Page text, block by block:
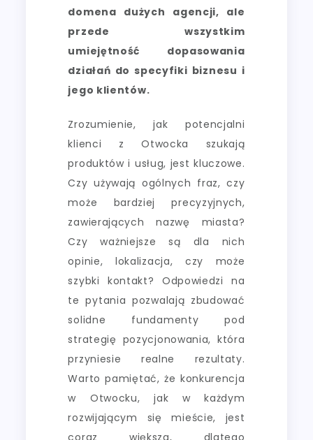
domena dużych agencji, ale
przede wszystkim
umiejętność dopasowania
działań do specyfiki biznesu i
jego klientów.
Zrozumienie, jak potencjalni
klienci z Otwocka szukają
produktów i usług, jest kluczowe.
Czy używają ogólnych fraz, czy
może bardziej precyzyjnych,
zawierających nazwę miasta?
Czy ważniejsze są dla nich
opinie, lokalizacja, czy może
szybki kontakt? Odpowiedzi na
te pytania pozwalają zbudować
solidne fundamenty pod
strategię pozycjonowania, która
przyniesie realne rezultaty.
Warto pamiętać, że konkurencja
w Otwocku, jak w każdym
rozwijającym się mieście, jest
coraz większa, dlatego